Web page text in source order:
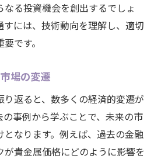
る投資機会を創出するでしょ
すには、技術動向を理解し、適切
です。
場の変遷
返ると、数多くの経済的変遷が
事例から学ぶことで、未来の市
なります。例えば、過去の金融
貴金属価格にどのように影響を